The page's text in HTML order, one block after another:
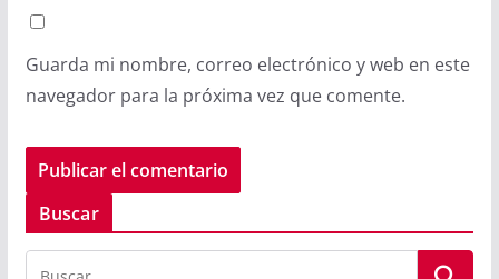
Guarda mi nombre, correo electrónico y web en este
navegador para la próxima vez que comente.
Buscar